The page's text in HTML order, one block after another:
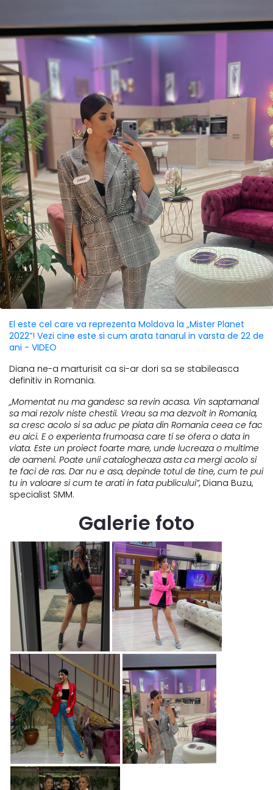
El este cel care va reprezenta Moldova la „Mister Planet
2022”! Vezi cine este si cum arata tanarul in varsta de 22 de
ani - VIDEO
Diana ne-a marturisit ca si-ar dori sa se stabileasca
definitiv in Romania.
„Momentat nu ma gandesc sa revin acasa. Vin saptamanal
sa mai rezolv niste chestii. Vreau sa ma dezvolt in Romania,
sa cresc acolo si sa aduc pe piata din Romania ceea ce fac
eu aici. E o experienta frumoasa care ti se ofera o data in
viata. Este un proiect foarte mare, unde lucreaza o multime
de oameni. Poate unii catalogheaza asta ca mergi acolo si
te faci de ras. Dar nu e asa, depinde totul de tine, cum te pui
tu in valoare si cum te arati in fata publicului”, Diana Buzu,
specialist SMM.
Galerie foto